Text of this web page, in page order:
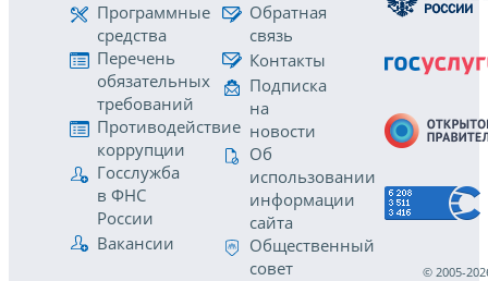
Программные
средства
Перечень
обязательных
требований
Противодействие
коррупции
Госслужба
в ФНС
России
Вакансии
Обратная
связь
Контакты
Подписка
на
новости
Об
использовании
информации
сайта
Общественный
совет
© 2005-